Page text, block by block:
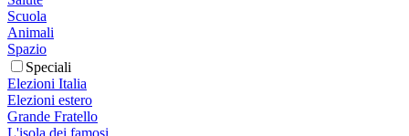
Scuola
Animali
Spazio
Speciali
Elezioni Italia
Elezioni estero
Grande Fratello
L'isola dei famosi